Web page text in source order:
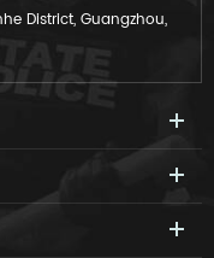
District, Guangzhou,